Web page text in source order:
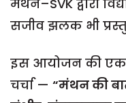
मंथन–SVK द्वारा
सजीव झलक भी
इस आयोजन की एक
चर्चा — “मंथन की